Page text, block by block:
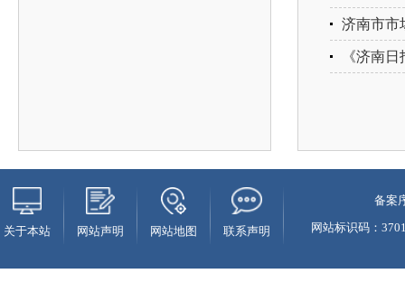
济南市市
《济南
关于本站 网站声明 网站地图 联系声明
备案
网站标识码：